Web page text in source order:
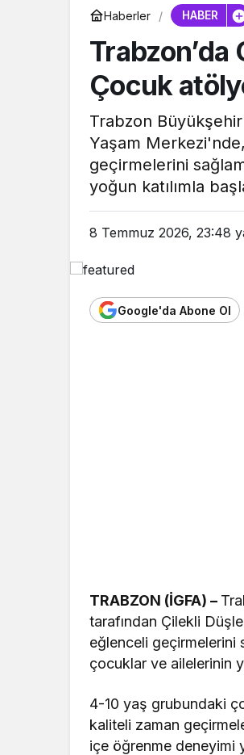
Haberler HABER
Çocuk
Trabzon
Yaşam
geçirmelerini
yoğun katılımla
8 Temmuz 2026, 23:48
Google'da Abone Ol
TRABZON (İGFA) –
tarafından Çilekli
eğlenceli geçirmelerini
çocuklar ve ailelerinin
4-10 yaş grubundaki
kaliteli zaman
içe öğrenme deneyimi